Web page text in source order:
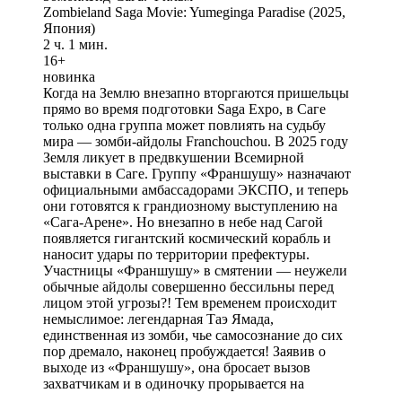
Zombieland Saga Movie: Yumeginga Paradise (2025,
Япония)
2 ч. 1 мин.
16+
новинка
Когда на Землю внезапно вторгаются пришельцы
прямо во время подготовки Saga Expo, в Саге
только одна группа может повлиять на судьбу
мира — зомби-айдолы Franchouchou. В 2025 году
Земля ликует в предвкушении Всемирной
выставки в Саге. Группу «Франшушу» назначают
официальными амбассадорами ЭКСПО, и теперь
они готовятся к грандиозному выступлению на
«Сага-Арене». Но внезапно в небе над Сагой
появляется гигантский космический корабль и
наносит удары по территории префектуры.
Участницы «Франшушу» в смятении — неужели
обычные айдолы совершенно бессильны перед
лицом этой угрозы?! Тем временем происходит
немыслимое: легендарная Таэ Ямада,
единственная из зомби, чье самосознание до сих
пор дремало, наконец пробуждается! Заявив о
выходе из «Франшушу», она бросает вызов
захватчикам и в одиночку прорывается на